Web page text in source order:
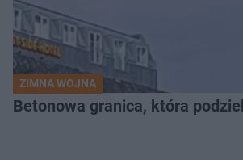
ZIMNA WOJNA
Betonowa granica, która